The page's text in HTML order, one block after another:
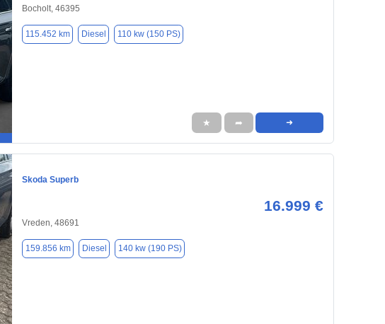
Bocholt, 46395
115.452 km Diesel 110 kw (150 PS)
★ ➦ ➜
Skoda Superb
16.999 €
Vreden, 48691
159.856 km Diesel 140 kw (190 PS)